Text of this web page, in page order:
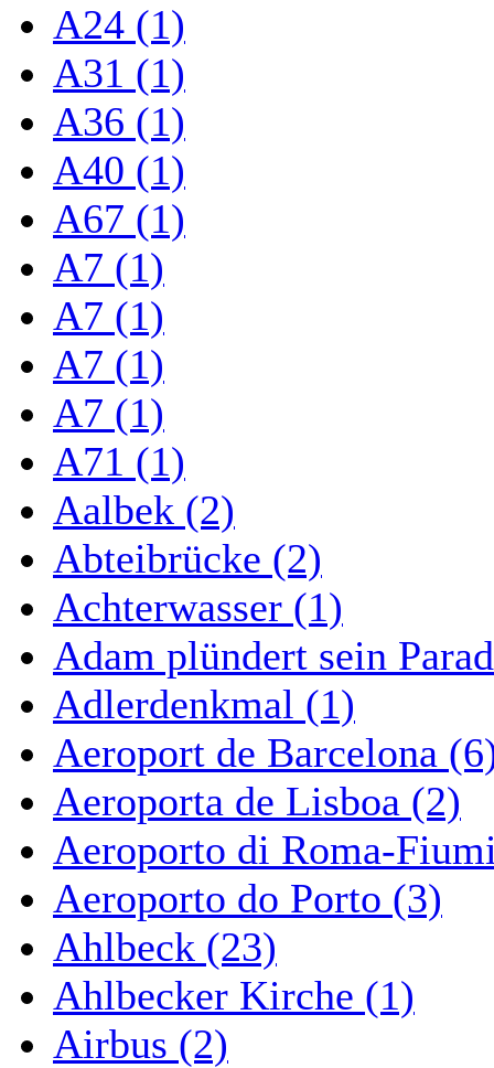
A24 (1)
A31 (1)
A36 (1)
A40 (1)
A67 (1)
A7 (1)
A7 (1)
A7 (1)
A7 (1)
A71 (1)
Aalbek (2)
Abteibrücke (2)
Achterwasser (1)
Adam plündert sein
Adlerdenkmal (1)
Aeroport de Barcelona
Aeroporta de Lisboa (2)
Aeroporto di Roma-
Aeroporto do Porto (3)
Ahlbeck (23)
Ahlbecker Kirche (1)
Airbus (2)